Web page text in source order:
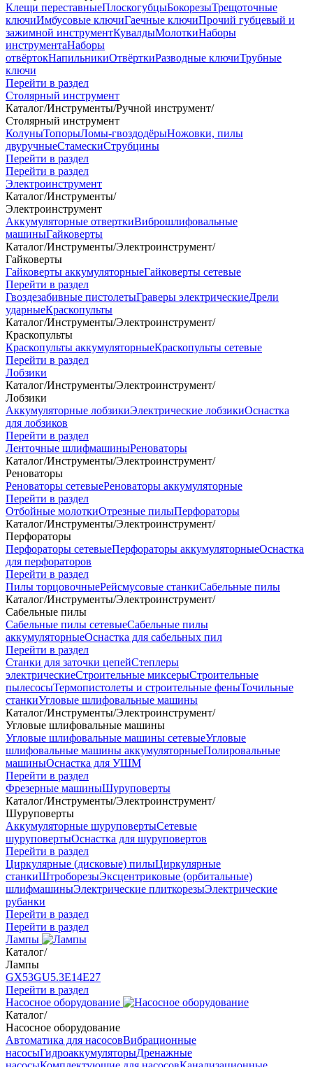
Клещи переставныеПлоскогубцыБокорезыТрещоточные
ключиИмбусовые ключиГаечные ключиПрочий губцевый и
зажимной инструментКувалдыМолоткиНаборы
инструментаНаборы
отвёртокНапильникиОтвёрткиРазводные ключиТрубные
ключи
Перейти в раздел
Столярный инструмент
Каталог/Инструменты/Ручной инструмент/
Столярный инструмент
КолуныТопорыЛомы-гвоздодёрыНожовки, пилы
двуручныеСтамескиСтрубцины
Перейти в раздел
Перейти в раздел
Электроинструмент
Каталог/Инструменты/
Электроинструмент
Аккумуляторные отверткиВиброшлифовальные
машиныГайковерты
Каталог/Инструменты/Электроинструмент/
Гайковерты
Гайковерты аккумуляторныеГайковерты сетевые
Перейти в раздел
Гвоздезабивные пистолетыГраверы электрическиеДрели
ударныеКраскопульты
Каталог/Инструменты/Электроинструмент/
Краскопульты
Краскопульты аккумуляторныеКраскопульты сетевые
Перейти в раздел
Лобзики
Каталог/Инструменты/Электроинструмент/
Лобзики
Аккумуляторные лобзикиЭлектрические лобзикиОснастка
для лобзиков
Перейти в раздел
Ленточные шлифмашиныРеноваторы
Каталог/Инструменты/Электроинструмент/
Реноваторы
Реноваторы сетевыеРеноваторы аккумуляторные
Перейти в раздел
Отбойные молоткиОтрезные пилыПерфораторы
Каталог/Инструменты/Электроинструмент/
Перфораторы
Перфораторы сетевыеПерфораторы аккумуляторныеОснастка
для перфораторов
Перейти в раздел
Пилы торцовочныеРейсмусовые станкиСабельные пилы
Каталог/Инструменты/Электроинструмент/
Сабельные пилы
Сабельные пилы сетевыеСабельные пилы
аккумуляторныеОснастка для сабельных пил
Перейти в раздел
Станки для заточки цепейСтеплеры
электрическиеСтроительные миксерыСтроительные
пылесосыТермопистолеты и строительные феныТочильные
станкиУгловые шлифовальные машины
Каталог/Инструменты/Электроинструмент/
Угловые шлифовальные машины
Угловые шлифовальные машины сетевыеУгловые
шлифовальные машины аккумуляторныеПолировальные
машиныОснастка для УШМ
Перейти в раздел
Фрезерные машиныШуруповерты
Каталог/Инструменты/Электроинструмент/
Шуруповерты
Аккумуляторные шуруповертыСетевые
шуруповертыОснастка для шуруповертов
Перейти в раздел
Циркулярные (дисковые) пилыЦиркулярные
станкиШтроборезыЭксцентриковые (орбитальные)
шлифмашиныЭлектрические плиткорезыЭлектрические
рубанки
Перейти в раздел
Перейти в раздел
Лампы
Каталог/
Лампы
GX53GU5.3Е14Е27
Перейти в раздел
Насосное оборудование
Каталог/
Насосное оборудование
Автоматика для насосовВибрационные
насосыГидроаккумуляторыДренажные